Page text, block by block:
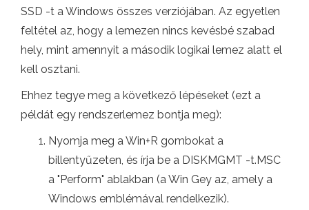
SSD -t a Windows összes verziójában. Az egyetlen
feltétel az, hogy a lemezen nincs kevésbé szabad
hely, mint amennyit a második logikai lemez alatt el
kell osztani.
Ehhez tegye meg a következő lépéseket (ezt a
példát egy rendszerlemez bontja meg):
Nyomja meg a Win+R gombokat a
billentyűzeten, és írja be a DISKMGMT -t.MSC
a "Perform" ablakban (a Win Gey az, amely a
Windows emblémával rendelkezik).